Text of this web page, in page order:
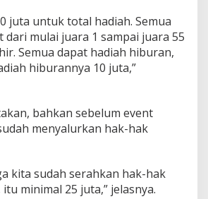
juta untuk total hadiah. Semua
dari mulai juara 1 sampai juara 55
Semua dapat hadiah hiburan,
hiburannya 10 juta,”
bahkan sebelum event
menyalurkan hak-hak
kita sudah serahkan hak-hak
minimal 25 juta,” jelasnya.